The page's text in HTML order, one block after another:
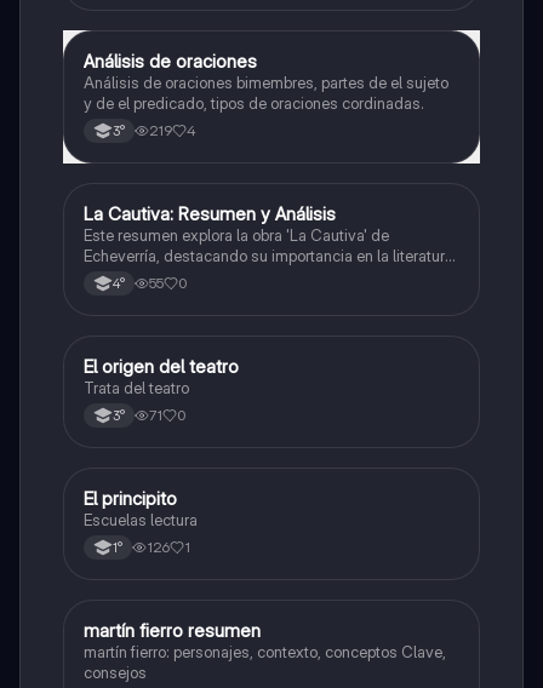
Lengua
Análisis de oraciones
Análisis de oraciones bimembres, partes de el sujeto
y de el predicado, tipos de oraciones cordinadas.
3° 219 4
Lengua
La Cautiva: Resumen y Análisis
Este resumen explora la obra 'La Cautiva' de
Echeverría, destacando su importancia en la literatura
argentina y su narrativa sobre el amor, el sufrimiento y
la violencia en la frontera.
4° 55 0
Lengua
El origen del teatro
Trata del teatro
3° 71 0
Lengua
El principito
Escuelas lectura
1° 126 1
Lengua
martín fierro resumen
martín fierro: personajes, contexto, conceptos Clave,
consejos